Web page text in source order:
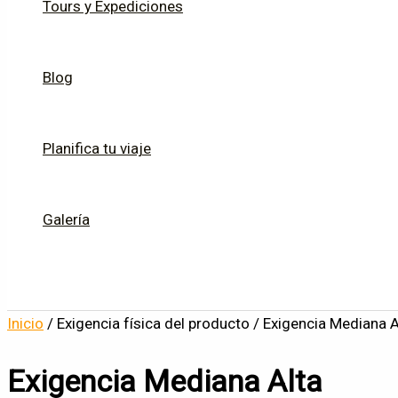
Tours y Expediciones
Blog
Planifica tu viaje
Galería
Inicio / Exigencia física del producto / Exigencia Mediana
Exigencia Mediana Alta